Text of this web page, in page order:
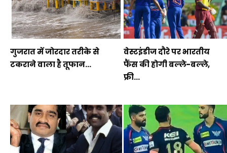
गुजरात में जोरदार तरीके से
टकराने वाला है तूफान...
वेस्टइंडीज दौरे पर भारतीय
फैंस की होगी बल्ले-बल्ले,
फ्री...